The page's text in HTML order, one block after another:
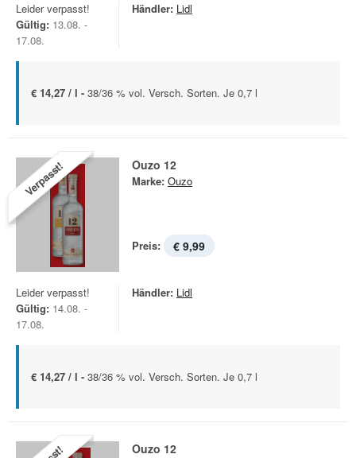
Leider verpasst!
Gültig: 13.08. -
17.08.
Händler: Lidl
€ 14,27 / l - 38/36 % vol. Versch. Sorten. Je 0,7 l
Verpasst! Ouzo 12
Marke: Ouzo
Preis: € 9,99
Leider verpasst!
Gültig: 14.08. -
17.08.
Händler: Lidl
€ 14,27 / l - 38/36 % vol. Versch. Sorten. Je 0,7 l
Ouzo 12